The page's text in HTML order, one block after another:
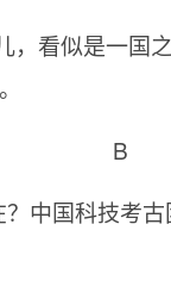
，看似是一国
B
？中国科技考